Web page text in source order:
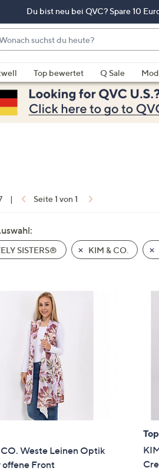
Du bist neu bei QVC? Spare 10
Top bewertet Q Sale
| Seite 1 von 1
SISTERS® KIM & CO.
Weste Leinen Optik
offene Front